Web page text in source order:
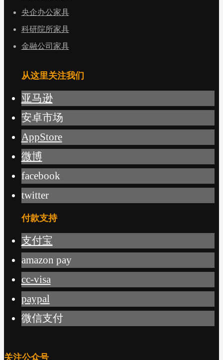
央企办公家具
科研院所家具
金融公司家具
从这里关注我们
亚马逊
安卓市场
AppStore
微博
facebook
twitter
付款支持
支付宝
amazon pay
cc-visa
paypal
微信支付
关注公众号